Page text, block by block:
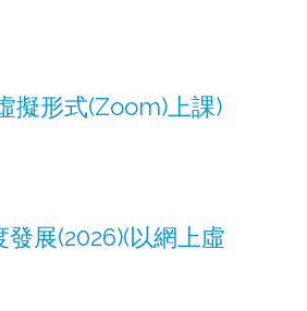
擬形式(Zoom)上課)
展(2026)(以網上虛